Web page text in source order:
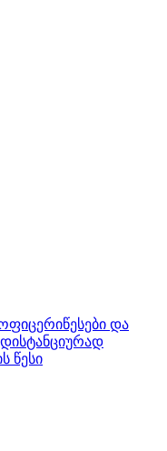
წესები და
დისტანციურად
წესი